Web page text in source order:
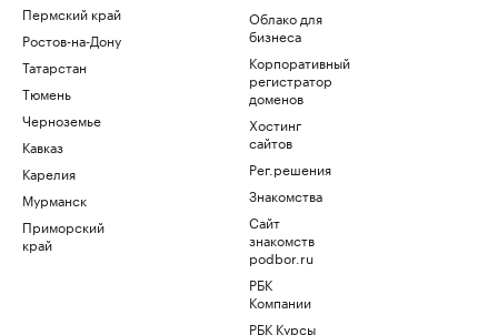
Пермский край
Ростов-на-Дону
Татарстан
Тюмень
Черноземье
Кавказ
Карелия
Мурманск
Приморский
край
Облако для
бизнеса
Корпоративный
регистратор
доменов
Хостинг
сайтов
Рег.решения
Знакомства
Сайт
знакомств
podbor.ru
РБК
Компании
РБК Курсы